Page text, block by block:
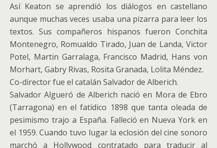
Así Keaton se aprendió los diálogos en castellano
aunque muchas veces usaba una pizarra para leer los
textos. Sus compañeros hispanos fueron Conchita
Montenegro, Romualdo Tirado, Juan de Landa, Victor
Potel, Martin Garralaga, Francisco Madrid, Hans von
Morhart, Gabry Rivas, Rosita Granada, Lolita Méndez.
Co-director fue el catalán Salvador de Alberich.
Salvador Algueró de Alberich nació en Mora de Ebro
(Tarragona) en el fatídico 1898 que tanta oleada de
pesimismo trajo a España. Falleció en Nueva York en
el 1959. Cuando tuvo lugar la eclosión del cine sonoro
marchó a Hollywood contratado para traducir al